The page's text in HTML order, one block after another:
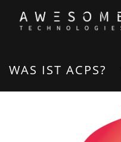
WAS IST ACPS?